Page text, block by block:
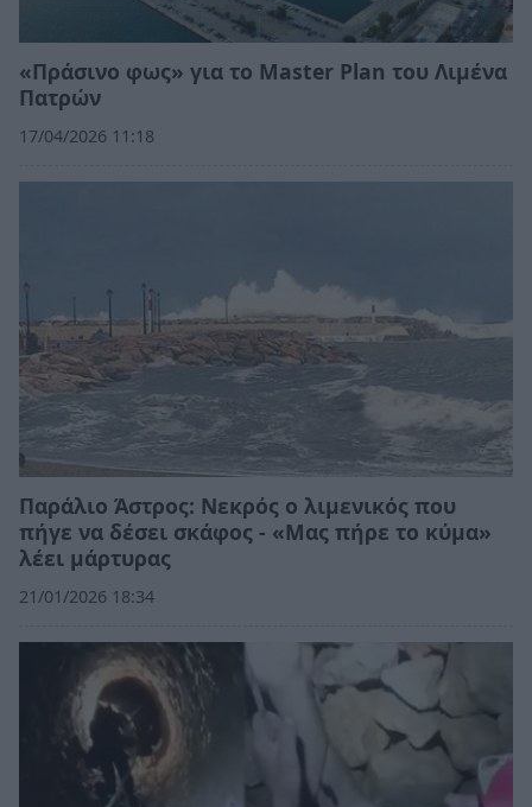
«Πράσινο φως» για το Master Plan του Λιμένα
Πατρών
17/04/2026 11:18
Παράλιο Άστρος: Νεκρός ο λιμενικός που
πήγε να δέσει σκάφος - «Μας πήρε το κύμα»
λέει μάρτυρας
21/01/2026 18:34